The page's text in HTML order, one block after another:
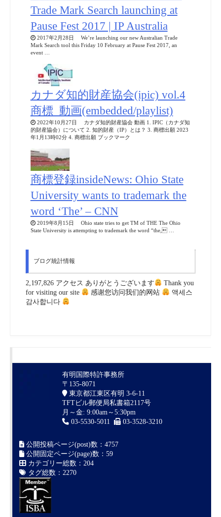
Trade Mark Search launching at
Pause Fest 2017 | IP Australia
2017年2月28日 We’re launching our new Australian Trade
Mark Search tool this Friday 10 February at Pause Fest 2017, an
event …
カナダ知的財産協会(ipic) vol.4
商標_動画(embedded/playlist)
2022年10月27日 カナダ知的財産協会 動画 1. IPIC（カナダ知
的財産協会）について 2. 知的財産（IP）とは？ 3. 商標出願 2023
年1月13時02分 4. 商標出願 ブックマーク
商標登録insideNews: Ohio State
University wants to trademark the
word ‘The’ – CNN
2019年8月15日 Ohio state tries to get TM of THE The Ohio
State University is attempting to trademark the word “the, …
ブログ統計情報
2,197,826 アクセス ありがとうございます
Thank you
for visiting our site
感谢您访问我们的网站
액세스
감사합니다
有明国際特許事務所
〒135-8071
東京都江東区有明 3-6-11
TFTビル郵便局私書箱2117号
月～金: 9:00am～5:30pm
03-5530-5011
03-3528-3210
公開投稿ページ(post)数：4757
公開固定ページ(page)数：59
カテゴリー総数：204
タグ総数：2270